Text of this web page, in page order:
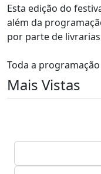
Esta edição do
além da
por parte de
Toda a
Mais Vistas